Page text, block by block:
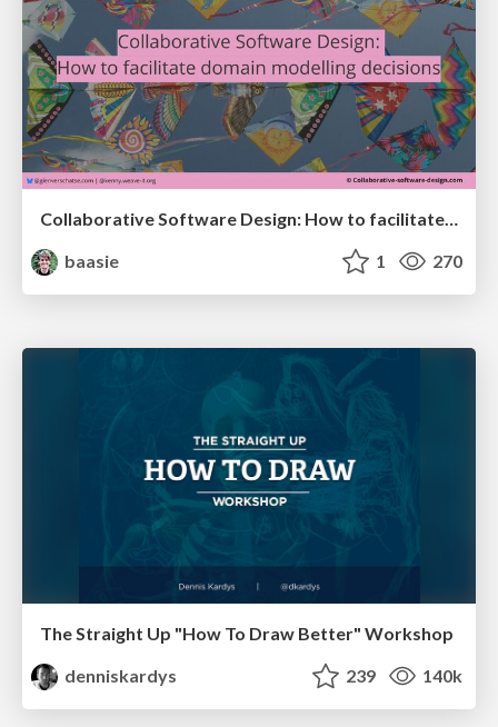
Collaborative Software Design: How to facilitate domain modelling decisions
baasie
1 270
The Straight Up "How To Draw Better" Workshop
denniskardys
239 140k